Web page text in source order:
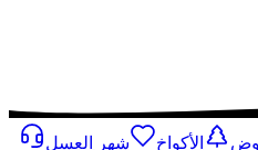
الأكواخ
شهر العسل